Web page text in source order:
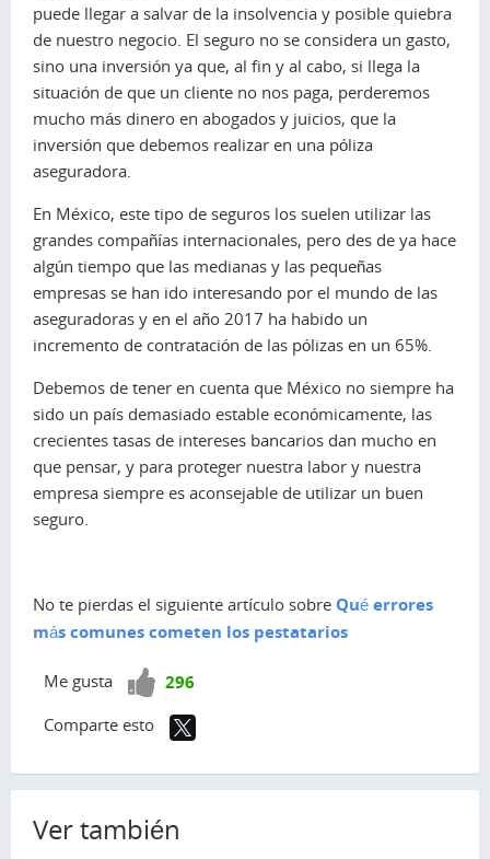
puede llegar a salvar de la insolvencia y posible quiebra
de nuestro negocio. El seguro no se considera un gasto,
sino una inversión ya que, al fin y al cabo, si llega la
situación de que un cliente no nos paga, perderemos
mucho más dinero en abogados y juicios, que la
inversión que debemos realizar en una póliza
aseguradora.
En México, este tipo de seguros los suelen utilizar las
grandes compañías internacionales, pero des de ya hace
algún tiempo que las medianas y las pequeñas
empresas se han ido interesando por el mundo de las
aseguradoras y en el año 2017 ha habido un
incremento de contratación de las pólizas en un 65%.
Debemos de tener en cuenta que México no siempre ha
sido un país demasiado estable económicamente, las
crecientes tasas de intereses bancarios dan mucho en
que pensar, y para proteger nuestra labor y nuestra
empresa siempre es aconsejable de utilizar un buen
seguro.
No te pierdas el siguiente artículo sobre Qué errores
más comunes cometen los pestatarios
Me gusta
¡Vota296
Comparte esto
Ver también